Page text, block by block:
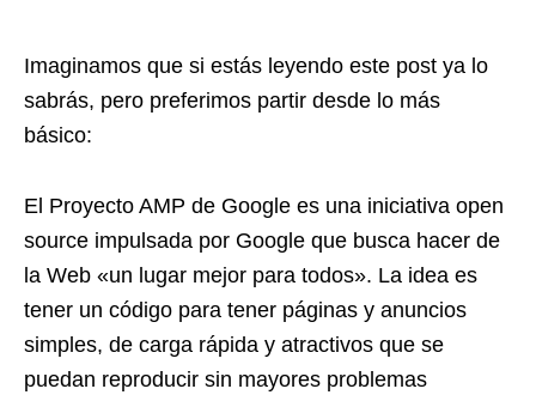
Imaginamos que si estás leyendo este post ya lo
sabrás, pero preferimos partir desde lo más
básico:
El Proyecto AMP de Google es una iniciativa open
source impulsada por Google que busca hacer de
la Web «un lugar mejor para todos». La idea es
tener un código para tener páginas y anuncios
simples, de carga rápida y atractivos que se
puedan reproducir sin mayores problemas